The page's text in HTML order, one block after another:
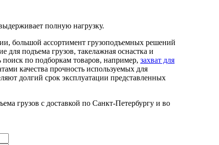
полную нагрузку.
большой ассортимент грузоподъемных решений
подъема грузов, такелажная оснастка и
по подборкам товаров, например, захват для
качества прочность используемых для
долгий срок эксплуатации представленных
грузов с доставкой по Санкт-Петербургу и во